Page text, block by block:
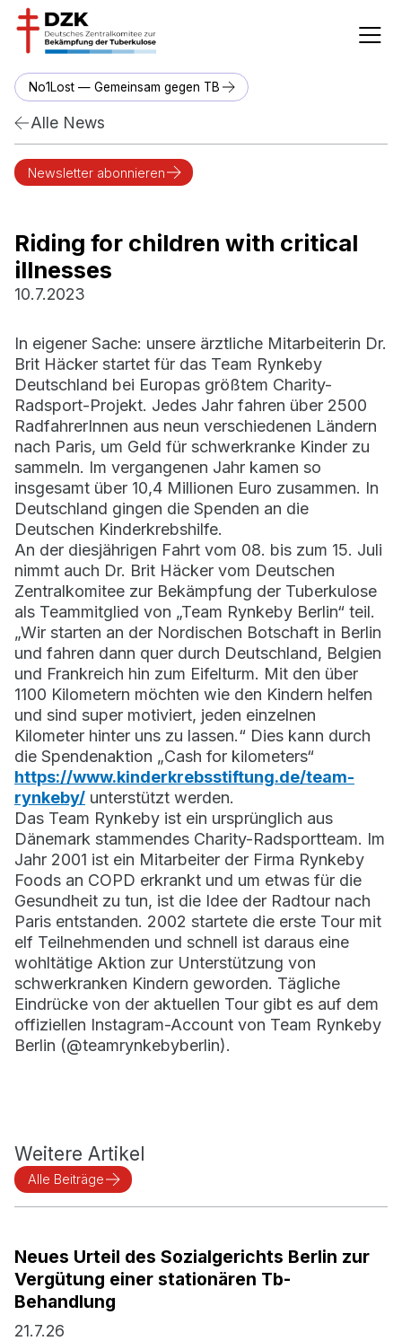
No1Lost — Gemeinsam gegen TB
Alle News
Newsletter abonnieren
Riding for children with critical
illnesses
10.7.2023
In eigener Sache: unsere ärztliche Mitarbeiterin Dr.
Brit Häcker startet für das Team Rynkeby
Deutschland bei Europas größtem Charity-
Radsport-Projekt. Jedes Jahr fahren über 2500
RadfahrerInnen aus neun verschiedenen Ländern
nach Paris, um Geld für schwerkranke Kinder zu
sammeln. Im vergangenen Jahr kamen so
insgesamt über 10,4 Millionen Euro zusammen. In
Deutschland gingen die Spenden an die
Deutschen Kinderkrebshilfe.
An der diesjährigen Fahrt vom 08. bis zum 15. Juli
nimmt auch Dr. Brit Häcker vom Deutschen
Zentralkomitee zur Bekämpfung der Tuberkulose
als Teammitglied von „Team Rynkeby Berlin“ teil.
„Wir starten an der Nordischen Botschaft in Berlin
und fahren dann quer durch Deutschland, Belgien
und Frankreich hin zum Eifelturm. Mit den über
1100 Kilometern möchten wie den Kindern helfen
und sind super motiviert, jeden einzelnen
Kilometer hinter uns zu lassen.“ Dies kann durch
die Spendenaktion „Cash for kilometers“
https://www.kinderkrebsstiftung.de/team-
rynkeby/ unterstützt werden.
Das Team Rynkeby ist ein ursprünglich aus
Dänemark stammendes Charity-Radsportteam. Im
Jahr 2001 ist ein Mitarbeiter der Firma Rynkeby
Foods an COPD erkrankt und um etwas für die
Gesundheit zu tun, ist die Idee der Radtour nach
Paris entstanden. 2002 startete die erste Tour mit
elf Teilnehmenden und schnell ist daraus eine
wohltätige Aktion zur Unterstützung von
schwerkranken Kindern geworden. Tägliche
Eindrücke von der aktuellen Tour gibt es auf dem
offiziellen Instagram-Account von Team Rynkeby
Berlin (@teamrynkebyberlin).
Weitere Artikel
Alle Beiträge
Neues Urteil des Sozialgerichts Berlin zur
Vergütung einer stationären Tb-
Behandlung
21.7.26